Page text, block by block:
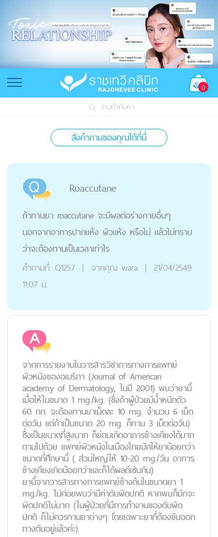
0
ระบุคำค้นหา
ส่งคำถามของคุณได้ที่นี่
Roaccutane
ถ้าทานยา roaccutane จะมีผลต่อร่างกายอื่นๆ
นอกจากอาการปากแห้ง ผิวแห้ง หรือไม่ แล้วไม่ทราบ
ว่าจะต้องทานเป็นเวลาเท่าไร
คำถามที่: Q1257 | จากคุณ wara | 21/04/2549
11:07 น.
จากการรายงานในวารสารวิชาการทางการแพทย์
ผิวหนังของอเมริกา (Journal of American
academy of Dermatology, ในปี 2001) พบว่ายานี้
เมื่อให้ในขนาด 1 mg./kg. (ซึ่งถ้าผู้ป่วยมีน้ำหนักตัว
60 กก. จะต้องทานยาเม็ดละ 10 mg. จำนวน 6 เม็ด
ต่อวัน แต่ถ้าเป็นขนาด 20 mg. ก็ทาน 3 เม็ดต่อวัน)
ซึ่งเป็นขนาดที่สูงมาก ก็ย่อมเกิดอาการข้างเคียงได้มาก
ตามไปด้วย แพทย์ผิวหนังในเมืองไทยมักให้ยาน้อยกว่า
ขนาดที่ศึกษานี้ ( ส่วนใหญ่ให้ 10-20 mg./วัน อาการ
ข้างเคียงเกิดน้อยกว่าและก็ได้ผลดีเช่นกัน)
ยานี้จากวารสารทางการแพทย์ข้างต้นในขนาดยา 1
mg./kg. ไม่ค่อยพบว่ามีค่าตับผิดปกติ หากพบก็มักจะ
ผิดปกติไม่มาก (ในผู้ป่วยที่มีการทำงานของตับผิด
ปกติ ก็ไม่ควรทานยาต่างๆ โดยเฉพาะยาที่ต้องขับออก
ทางตับอยู่แล้วค่ะ)